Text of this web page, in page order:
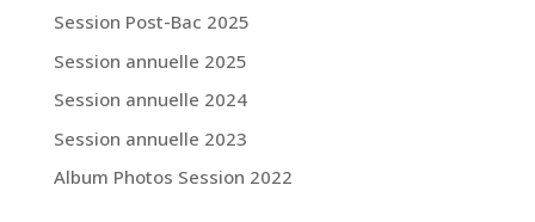
Session Post-Bac 2025
Session annuelle 2025
Session annuelle 2024
Session annuelle 2023
Album Photos Session 2022